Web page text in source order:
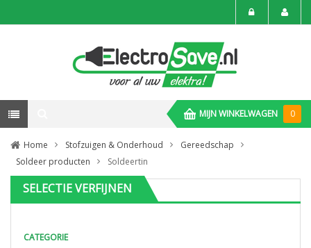
MIJN WINKELWAGEN 0
Home Stofzuigen & Onderhoud
Gereedschap
Soldeer producten
Soldeertin
SELECTIE VERFIJNEN
CATEGORIE